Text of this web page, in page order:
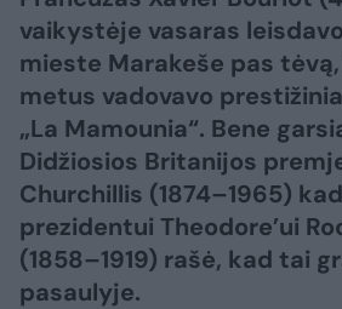
vaikystėje vasaras
mieste Marakeše pas
metus vadovavo
„La Mamounia“. Bene
Didžiosios Britanijos
Churchillis (1874–1965)
prezidentui Theodore’ui
(1858–1919) rašė, kad tai
pasaulyje.